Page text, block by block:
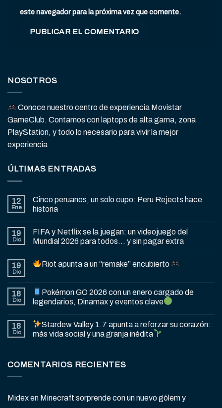
este navegador para la próxima vez que comente.
NOSOTROS
Conoce nuestro centro de experiencia Movistar
GameClub. Contamos con laptops de alta gama, zona
PlayStation, y todo lo necesario para vivir la mejor
experiencia
ÚLTIMAS ENTRADAS
12
Ene
Cinco peruanos, un solo cupo: Peru Rejects hace
historia
19
Dic
FIFA y Netflix se la juegan: un videojuego del
Mundial 2026 para todos… y sin pagar extra
19
Dic
Riot apunta a un “remake” encubierto
18
Dic
Pokémon GO 2026 con un enero cargado de
legendarios, Dinamax y eventos clave
18
Dic
Stardew Valley 1.7 apunta a reforzar su corazón:
más vida social y una granja inédita
COMENTARIOS RECIENTES
Midexen Minecraft sorprende con un nuevo gólem y